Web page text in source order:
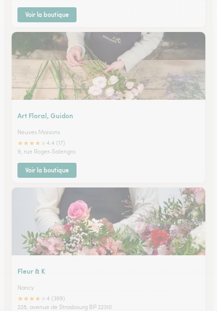
Voir la boutique
Art Floral, Guidon
Neuves Maisons
★★★★
4.4 (17)
9, rue Roger-Salengro
Voir la boutique
Fleur & K
Nancy
★★★★
4 (399)
228, avenue de Strasbourg BP 22310